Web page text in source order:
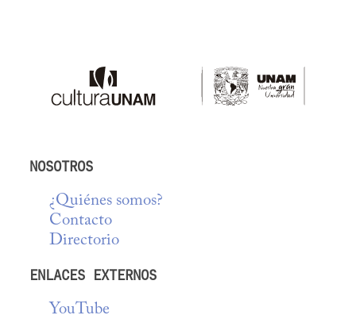
NOSOTROS
¿Quiénes somos?
Contacto
Directorio
ENLACES EXTERNOS
YouTube